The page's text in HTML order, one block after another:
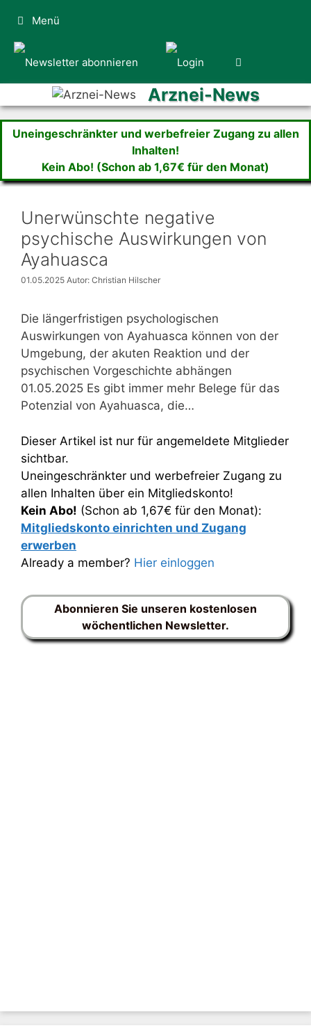
Inhalt
springen
Menü
Arznei-News
Uneingeschränkter und werbefreier Zugang zu allen
Inhalten!
Kein Abo! (Schon ab 1,67€ für den Monat)
Unerwünschte negative
psychische Auswirkungen von
Ayahuasca
01.05.2025 Autor: Christian Hilscher
Die längerfristigen psychologischen
Auswirkungen von Ayahuasca können von der
Umgebung, der akuten Reaktion und der
psychischen Vorgeschichte abhängen
01.05.2025 Es gibt immer mehr Belege für das
Potenzial von Ayahuasca, die…
Dieser Artikel ist nur für angemeldete Mitglieder
sichtbar.
Uneingeschränkter und werbefreier Zugang zu
allen Inhalten über ein Mitgliedskonto!
Kein Abo! (Schon ab 1,67€ für den Monat):
Mitgliedskonto einrichten und Zugang
erwerben
Already a member? Hier einloggen
Abonnieren Sie unseren kostenlosen
wöchentlichen Newsletter.